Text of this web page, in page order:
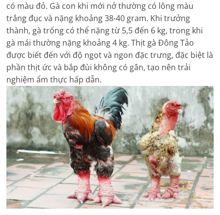
có màu đỏ. Gà con khi mới nở thường có lông màu
trắng đục và nặng khoảng 38-40 gram. Khi trưởng
thành, gà trống có thể nặng từ 5,5 đến 6 kg, trong khi
gà mái thường nặng khoảng 4 kg. Thịt gà Đông Tảo
được biết đến với độ ngọt và ngon đặc trưng, đặc biệt là
phần thịt ức và bắp đùi không có gân, tạo nên trải
nghiệm ẩm thực hấp dẫn.